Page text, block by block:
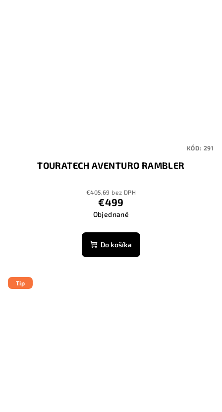
TOURATECH AVENTURO RAMBLER
€405,69 bez DPH
€499
Objednané
Do košíka
KÓD: 291
Tip